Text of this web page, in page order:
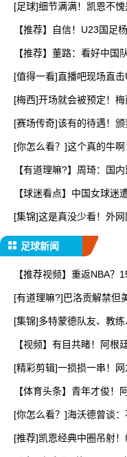
[足球]细节满满！凯恩不
【推荐】自信！U23国足
【推荐】董路：看好中国
[值得一看]直播吧现场直
[梅西]开场就会被预定！梅
[赛场传奇]该有的待遇！
[你怎么看？]这个真的牛
【有道理嘛?】周琦：国
【球迷看点】中国女球
[集锦]这是真没少看！外
足球新闻
【推荐视频】重返NBA
[有道理嘛?]巴洛贡解禁但
[集锦]多特蒙德队友、教练
【视频】有目共睹！阿根
[精彩剪辑]一损损一串！
【体育头条】青年才俊！
[你怎么看？]海沃德曾谈
[推荐]凯恩经典中圈吊射